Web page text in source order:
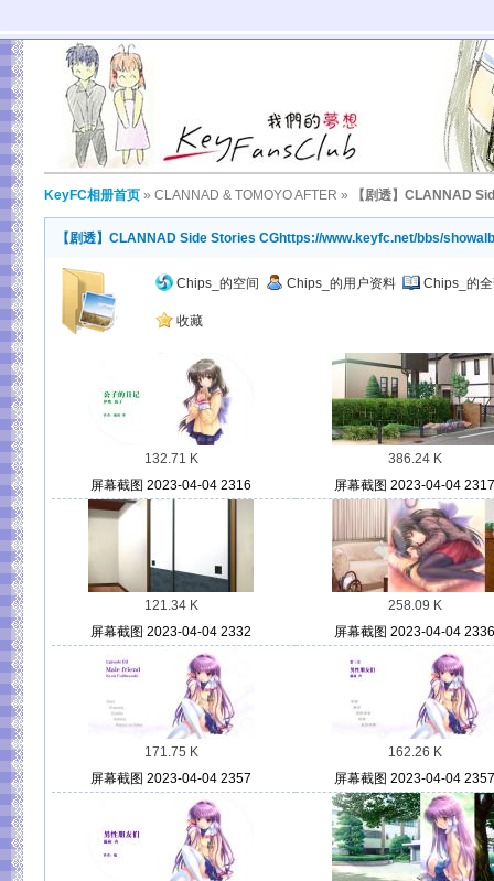
KeyFC相册首页 » CLANNAD & TOMOYO AFTER » 【剧透】CLANNAD
【剧透】CLANNAD Side Stories CGhttps://www.keyfc.net/bbs/
Chips_的空间 Chips_的用户资料 Chips_的
收藏
132.71 K
屏幕截图 2023-04-04 2316
386.24 K
屏幕截图 2023-04-04
121.34 K
屏幕截图 2023-04-04 2332
258.09 K
屏幕截图 2023-04-04
171.75 K
屏幕截图 2023-04-04 2357
162.26 K
屏幕截图 2023-04-04